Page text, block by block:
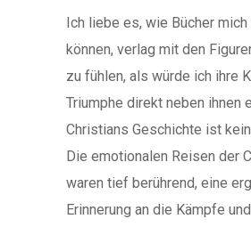
Ich liebe es, wie Bücher
können, verlag mit den
zu fühlen, als würde ich ihre
Triumphe direkt neben ihnen
Christians Geschichte ist
Die emotionalen Reisen der
waren tief berührend, eine
Erinnerung an die Kämpfe